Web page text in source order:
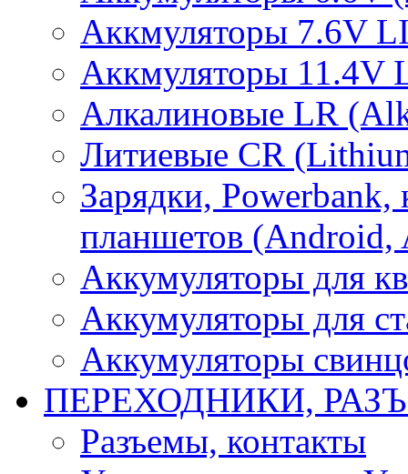
Аккмуляторы 7.6V
Аккмуляторы 11.4V
Алкалиновые LR
Литиевые CR
Зарядки, Powerbank,
планшетов (Android,
Аккумуляторы для
Аккумуляторы для
Аккумуляторы
ПЕРЕХОДНИКИ,
Разъемы, контакты